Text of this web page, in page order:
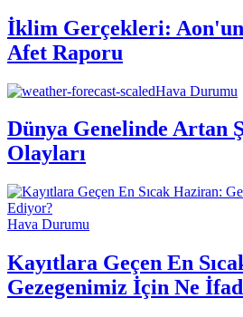
İklim Gerçekleri:
Afet Raporu
Hava Durumu
Dünya Genelinde Artan
Olayları
Hava Durumu
Kayıtlara Geçen En
Gezegenimiz İçin Ne